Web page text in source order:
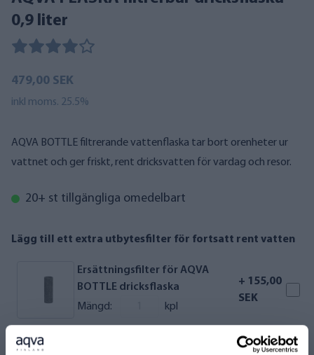
0,9 liter
479,00 SEK
inkl moms. 25.5%
AQVA BOTTLE filtrerande vattenflaska tar bort orenheter ur
vattnet och ger friskt, rent dricksvatten för vardag och resor.
20+ st tillgängliga omedelbart
Lägg till ett extra utbytesfilter för fortsatt rent vatten
Ersättningsfilter för AQVA
BOTTLE dricksflaska
Mängd:
kpl
+ 155,00
SEK
Skydda din vattenflaska med ett stilrent skyddsfodral